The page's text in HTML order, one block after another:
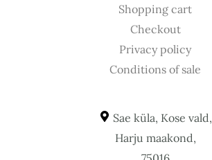
Shopping cart
Checkout
Privacy policy
Conditions of sale
Sae küla, Kose vald,
Harju maakond,